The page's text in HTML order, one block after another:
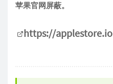
苹果官网屏蔽。
https://